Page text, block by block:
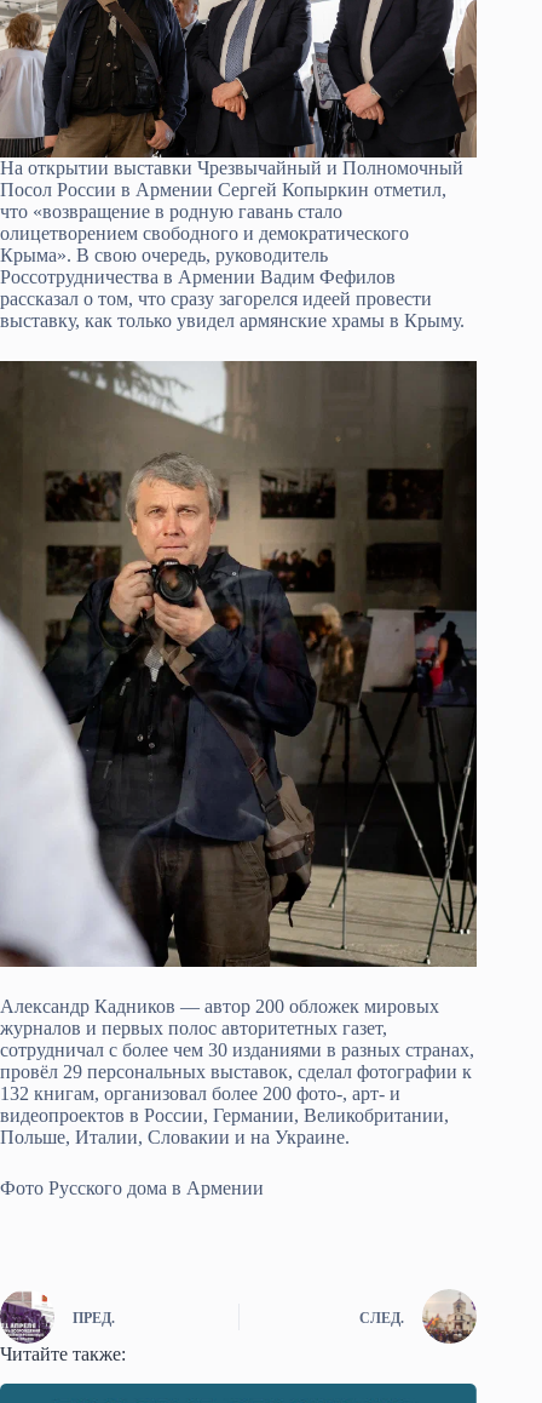
На открытии выставки Чрезвычайный и Полномочный
Посол России в Армении Сергей Копыркин отметил,
что «возвращение в родную гавань стало
олицетворением свободного и демократического
Крыма». В свою очередь, руководитель
Россотрудничества в Армении Вадим Фефилов
рассказал о том, что сразу загорелся идеей провести
выставку, как только увидел армянские храмы в Крыму.
Александр Кадников — автор 200 обложек мировых
журналов и первых полос авторитетных газет,
сотрудничал с более чем 30 изданиями в разных странах,
провёл 29 персональных выставок, сделал фотографии к
132 книгам, организовал более 200 фото-, арт- и
видеопроектов в России, Германии, Великобритании,
Польше, Италии, Словакии и на Украине.
Фото Русского дома в Армении
ПРЕД. СЛЕД.
Читайте также: